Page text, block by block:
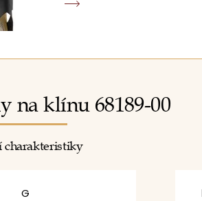
na klínu 68189-00
charakteristiky
G